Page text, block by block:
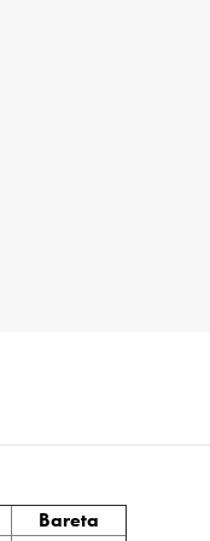
Bareta